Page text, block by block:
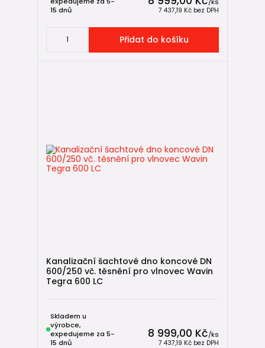
7 437,19 Kč bez DPH
15 dnů
Přidat do košíku
Kanalizační šachtové dno koncové DN
600/250 vč. těsnění pro vlnovec Wavin
Tegra 600 LC
8 999,00 Kč/ks
7 437,19 Kč bez DPH
Skladem u
výrobce,
expedujeme za 5-
15 dnů